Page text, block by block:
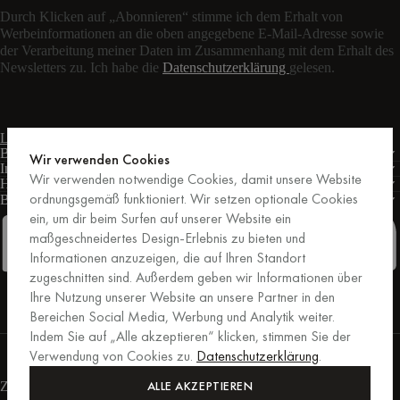
Durch Klicken auf „Abonnieren“ stimme ich dem Erhalt von
Werbeinformationen an die oben angegebene E-Mail-Adresse sowie
der Verarbeitung meiner Daten im Zusammenhang mit dem Erhalt des
Newsletters zu. Ich habe die Datenschutzerklärung gelesen.
Live-Chat
Bedingungen
Informationen
Hilfe
Business PRO
FacebookInstagramLinkedin Pinterest
Einkäufe, die von Trusted Shops abgesichert sind.
Kaufschutz bis zu 20.000 €.
For those who care.
Zahlungsmethoden
Wir verwenden Cookies
Wir verwenden notwendige Cookies, damit unsere Website
ordnungsgemäß funktioniert. Wir setzen optionale Cookies
ein, um dir beim Surfen auf unserer Website ein
maßgeschneidertes Design-Erlebnis zu bieten und
Informationen anzuzeigen, die auf Ihren Standort
zugeschnitten sind. Außerdem geben wir Informationen über
Ihre Nutzung unserer Website an unsere Partner in den
Bereichen Social Media, Werbung und Analytik weiter.
Indem Sie auf „Alle akzeptieren“ klicken, stimmen Sie der
Verwendung von Cookies zu. Datenschutzerklärung.
ALLE AKZEPTIEREN